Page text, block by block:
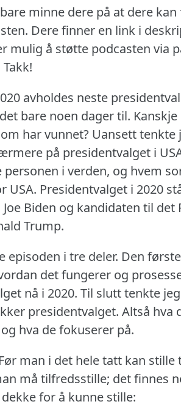
minne dere på at dere
Dere finner en link i
mulig å støtte podcasten via
Takk!
avholdes neste
bare noen dager til.
har vunnet? Uansett tenkte
på presidentvalget i
i verden, og hvem
USA. Presidentvalget i 2020
Biden og kandidaten til det
Trump.
episoden i tre deler. Den
det fungerer og
nå i 2020. Til slutt tenkte
presidentvalget. Altså hva
hva de fokuserer på.
man i det hele tatt kan
må tilfredsstille; det finnes
for å kunne stille: